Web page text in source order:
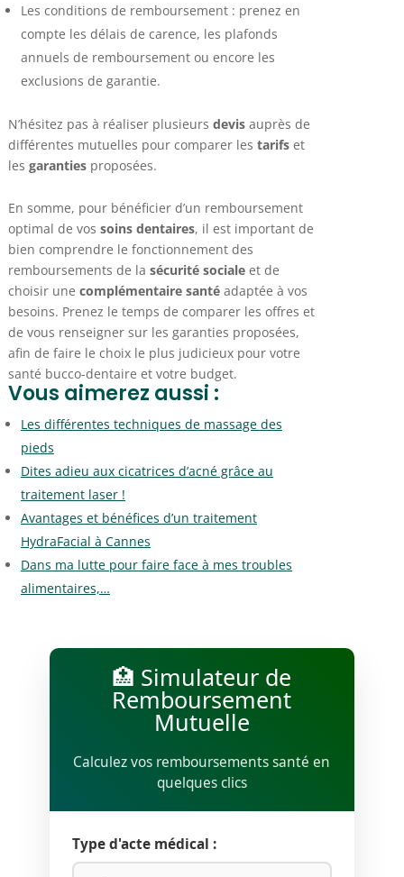
Les conditions de remboursement : prenez en
compte les délais de carence, les plafonds
annuels de remboursement ou encore les
exclusions de garantie.
N’hésitez pas à réaliser plusieurs devisauprès de
différentes mutuelles pour comparer les tarifset
les garantiesproposées.
En somme, pour bénéficier d’un remboursement
optimal de vos soins dentaires, il est important de
bien comprendre le fonctionnement des
remboursements de la sécurité socialeet de
choisir une complémentaire santéadaptée à vos
besoins. Prenez le temps de comparer les offres et
de vous renseigner sur les garanties proposées,
afin de faire le choix le plus judicieux pour votre
santé bucco-dentaire et votre budget.
Vous aimerez aussi :
Les différentes techniques de massage des
pieds
Dites adieu aux cicatrices d’acné grâce au
traitement laser !
Avantages et bénéfices d’un traitement
HydraFacial à Cannes
Dans ma lutte pour faire face à mes troubles
alimentaires,…
🏥 Simulateur de
Remboursement
Mutuelle
Calculez vos remboursements santé en
quelques clics
Type d'acte médical :